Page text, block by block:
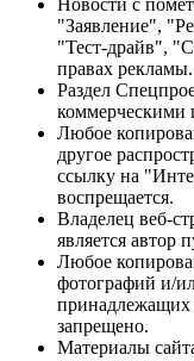
"Заявление",
"Тест-драйв",
правах рекламы.
Раздел
коммерческими
Любое
другое
ссылку на
воспрещается.
Владелец веб-
является автор
Любое
фотографий и/
принадлежащих
запрещено.
Материалы